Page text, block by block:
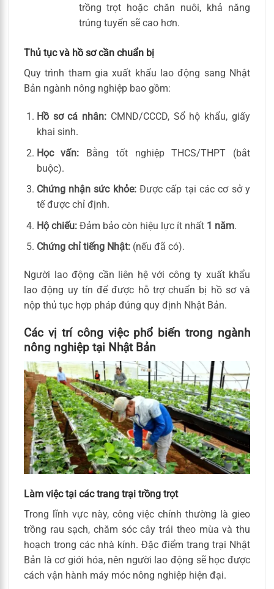
trồng trọt hoặc chăn nuôi, khả năng
trúng tuyển sẽ cao hơn.
Thủ tục và hồ sơ cần chuẩn bị
Quy trình tham gia xuất khẩu lao động sang Nhật
Bản ngành nông nghiệp bao gồm:
Hồ sơ cá nhân: CMND/CCCD, Sổ hộ khẩu, giấy
khai sinh.
Học vấn: Bằng tốt nghiệp THCS/THPT (bắt
buộc).
Chứng nhận sức khỏe:Được cấp tại các cơ sở y
tế được chỉ định.
Hộ chiếu:Đảm bảo còn hiệu lực ít nhất 1 năm.
Chứng chỉ tiếng Nhật:(nếu đã có).
Người lao động cần liên hệ với công ty xuất khẩu
lao động uy tín để được hỗ trợ chuẩn bị hồ sơ và
nộp thủ tục hợp pháp đúng quy định Nhật Bản.
Các vị trí công việc phổ biến trong ngành
nông nghiệp tại Nhật Bản
Làm việc tại các trang trại trồng trọt
Trong lĩnh vực này, công việc chính thường là gieo
trồng rau sạch, chăm sóc cây trái theo mùa và thu
hoạch trong các nhà kính. Đặc điểm trang trại Nhật
Bản là cơ giới hóa, nên người lao động sẽ học được
cách vận hành máy móc nông nghiệp hiện đại.